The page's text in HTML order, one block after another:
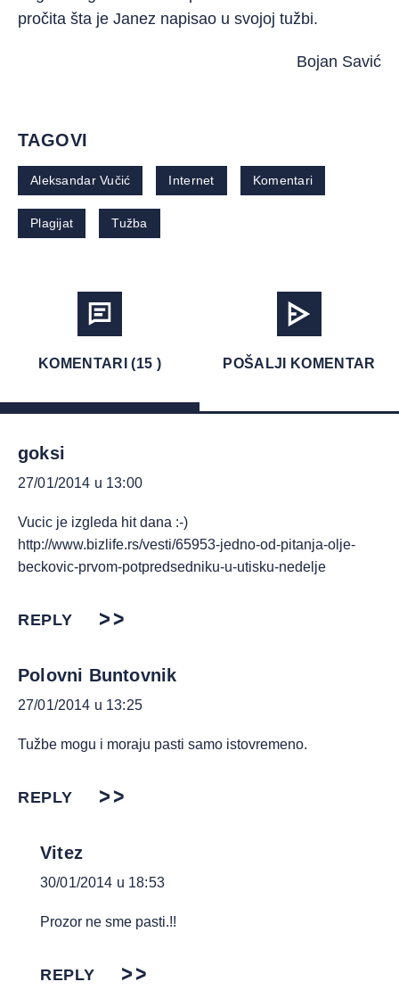
pročita šta je Janez napisao u svojoj tužbi.
Bojan Savić
TAGOVI
Aleksandar Vučić Internet Komentari
Plagijat Tužba
KOMENTARI (15 ) POŠALJI KOMENTAR
goksi
27/01/2014 u 13:00
Vucic je izgleda hit dana :-)
http://www.bizlife.rs/vesti/65953-jedno-od-pitanja-olje-
beckovic-prvom-potpredsedniku-u-utisku-nedelje
REPLY
Polovni Buntovnik
27/01/2014 u 13:25
Tužbe mogu i moraju pasti samo istovremeno.
REPLY
Vitez
30/01/2014 u 18:53
Prozor ne sme pasti.!!
REPLY